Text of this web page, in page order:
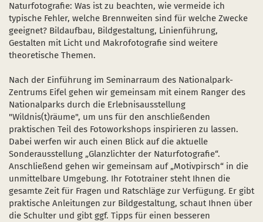
Naturfotografie: Was ist zu beachten, wie vermeide ich
typische Fehler, welche Brennweiten sind für welche Zwecke
geeignet? Bildaufbau, Bildgestaltung, Linienführung,
Gestalten mit Licht und Makrofotografie sind weitere
theoretische Themen.
Nach der Einführung im Seminarraum des Nationalpark-
Zentrums Eifel gehen wir gemeinsam mit einem Ranger des
Nationalparks durch die Erlebnisausstellung
"Wildnis(t)räume", um uns für den anschließenden
praktischen Teil des Fotoworkshops inspirieren zu lassen.
Dabei werfen wir auch einen Blick auf die aktuelle
Sonderausstellung „Glanzlichter der Naturfotografie“.
Anschließend gehen wir gemeinsam auf „Motivpirsch“ in die
unmittelbare Umgebung. Ihr Fototrainer steht Ihnen die
gesamte Zeit für Fragen und Ratschläge zur Verfügung. Er gibt
praktische Anleitungen zur Bildgestaltung, schaut Ihnen über
die Schulter und gibt ggf. Tipps für einen besseren